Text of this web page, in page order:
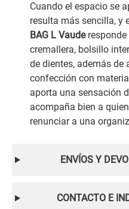
Cuando el espacio se
resulta más sencilla, y
BAG L Vauderesponde
cremallera, bolsillo
de dientes, además de
confección con
aporta una sensación
acompaña bien a
renunciar a una
ENVÍOS Y
CONTACTO E